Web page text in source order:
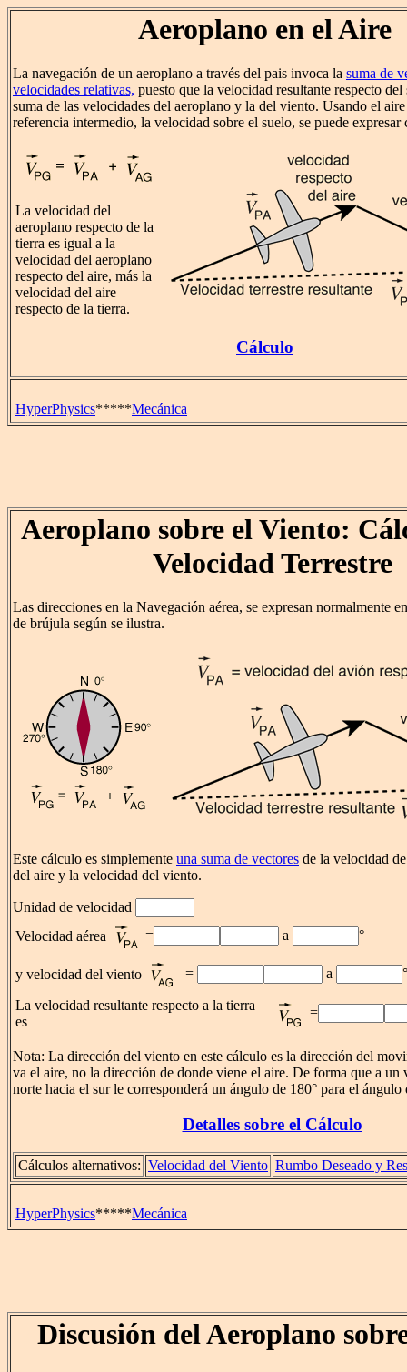
Aeroplano en el Aire
La navegación de un aeroplano a través del pais invoca la suma de
velocidades relativas, puesto que la velocidad resultante respecto
suma de las velocidades del aeroplano y la del viento. Usando el
referencia intermedio, la velocidad sobre el suelo, se puede expresar
La velocidad del
aeroplano respecto de la
tierra es igual a la
velocidad del aeroplano
respecto del aire, más la
velocidad del aire
respecto de la tierra.
Cálculo
HyperPhysics*****Mecánica
Aeroplano sobre el Viento:
Velocidad Terrestre
Las direcciones en la Navegación aérea, se expresan normalmente
de brújula según se ilustra.
Este cálculo es simplemente una suma de vectores de la velocidad
del aire y la velocidad del viento.
Unidad de velocidad
Velocidad aérea
= a °
y velocidad del viento = a °
La velocidad resultante respecto a la tierra
es
=
Nota: La dirección del viento en este cálculo es la dirección del
va el aire, no la dirección de donde viene el aire. De forma que a un
norte hacia el sur le corresponderá un ángulo de 180° para el
Detalles sobre el Cálculo
Cálculos alternativos: Velocidad del Viento Rumbo Deseado y
HyperPhysics*****Mecánica
Discusión del Aeroplano